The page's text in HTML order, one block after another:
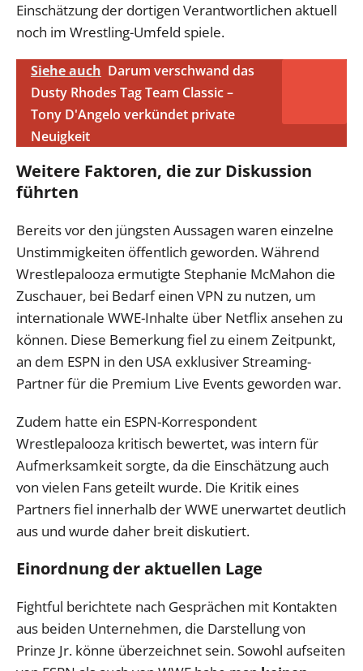
Einschätzung der dortigen Verantwortlichen aktuell
noch im Wrestling-Umfeld spiele.
Siehe auch Darum verschwand das
Dusty Rhodes Tag Team Classic –
Tony D'Angelo verkündet private
Neuigkeit
Weitere Faktoren, die zur Diskussion
führten
Bereits vor den jüngsten Aussagen waren einzelne
Unstimmigkeiten öffentlich geworden. Während
Wrestlepalooza ermutigte Stephanie McMahon die
Zuschauer, bei Bedarf einen VPN zu nutzen, um
internationale WWE-Inhalte über Netflix ansehen zu
können. Diese Bemerkung fiel zu einem Zeitpunkt,
an dem ESPN in den USA exklusiver Streaming-
Partner für die Premium Live Events geworden war.
Zudem hatte ein ESPN-Korrespondent
Wrestlepalooza kritisch bewertet, was intern für
Aufmerksamkeit sorgte, da die Einschätzung auch
von vielen Fans geteilt wurde. Die Kritik eines
Partners fiel innerhalb der WWE unerwartet deutlich
aus und wurde daher breit diskutiert.
Einordnung der aktuellen Lage
Fightful berichtete nach Gesprächen mit Kontakten
aus beiden Unternehmen, die Darstellung von
Prinze Jr. könne überzeichnet sein. Sowohl aufseiten